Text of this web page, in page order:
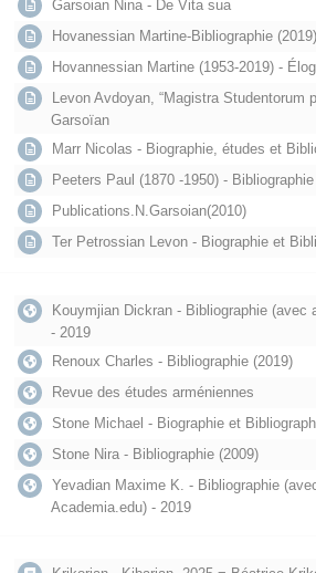
Garsoian Nina - De Vita sua
Hovanessian Martine-Bibliographie (2019)
Hovannessian Martine (1953-2019) -
Levon Avdoyan, “Magistra
Garsoïan
Marr Nicolas - Biographie, études et
Peeters Paul (1870 -1950) -
Publications.N.Garsoian(2010)
Ter Petrossian Levon - Biographie et
Kouymjian Dickran - Bibliographie
- 2019
Renoux Charles - Bibliographie (2019)
Revue des études arméniennes
Stone Michael - Biographie et
Stone Nira - Bibliographie (2009)
Yevadian Maxime K. - Bibliographie
Academia.edu) - 2019